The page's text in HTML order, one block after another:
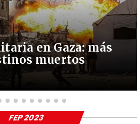
en Gaza: más
muertos
FEP 2023